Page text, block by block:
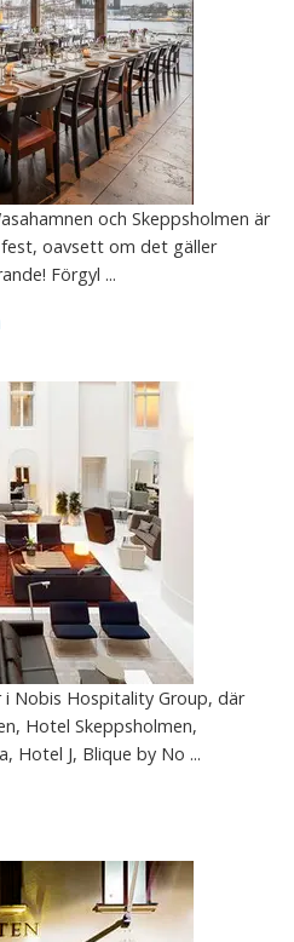
och Skeppsholmen är
oavsett om det gäller
Förgyl ...
Nobis Hospitality Group, där
Hotel Skeppsholmen,
Hotel J, Blique by No ...